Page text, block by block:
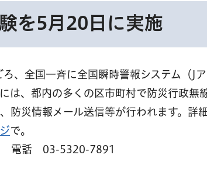
を5月20日に実施
、全国一斉に全国瞬時警報システム（J
は、都内の多くの区市町村で防災行政無
防災情報メール送信等が行われます。詳
で。
電話 03-5320-7891